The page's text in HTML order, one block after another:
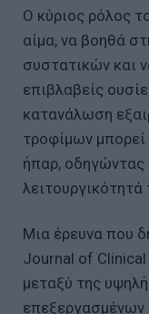
Ο κύριος ρόλος
αίμα, να βοηθά
συστατικών και
επιβλαβείς
κατανάλωση
τροφίμων
ήπαρ, οδηγώντας
λειτουργικότητά
Μια έρευνα που
Journal of
μεταξύ της
επεξεργασμένων